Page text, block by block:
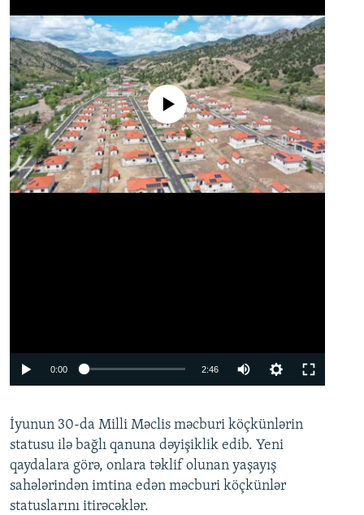
No media source currently available
0:00 2:46
360p
480p
720p
İyunun 30-da Milli Məclis məcburi köçkünlərin
statusu ilə bağlı qanuna dəyişiklik edib. Yeni
qaydalara görə, onlara təklif olunan yaşayış
sahələrindən imtina edən məcburi köçkünlər
statuslarını itirəcəklər.